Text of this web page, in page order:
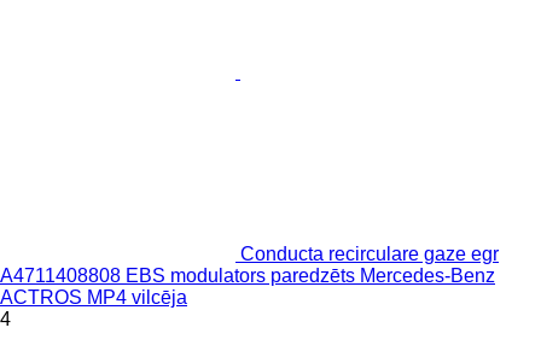
Conducta recirculare gaze egr
A4711408808 EBS modulators paredzēts Mercedes-Benz
ACTROS MP4 vilcēja
4